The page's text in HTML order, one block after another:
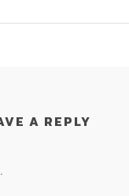
A REPLY